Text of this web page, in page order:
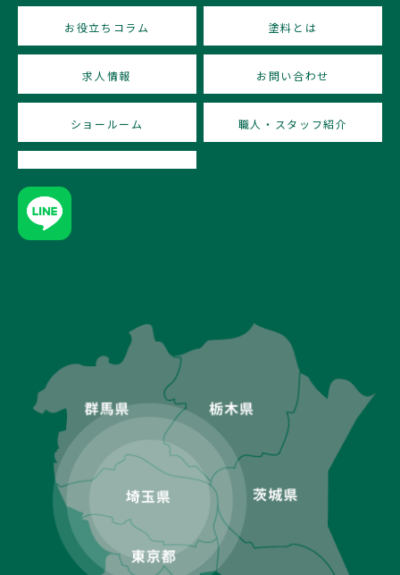
お役立ちコラム 塗料とは
求人情報 お問い合わせ
ショールーム 職人・スタッフ紹介